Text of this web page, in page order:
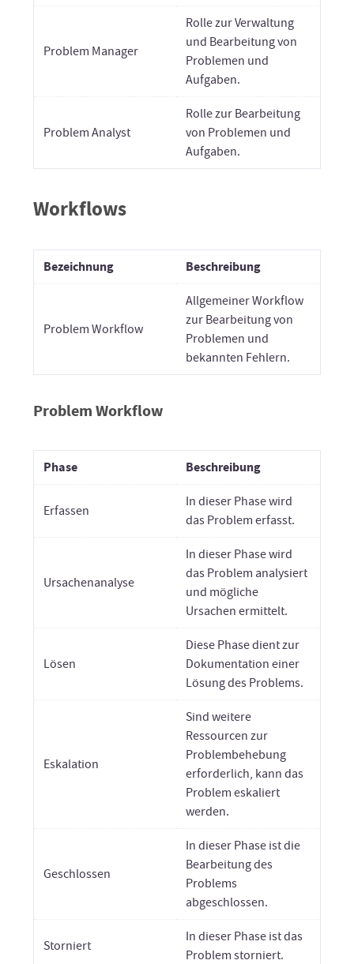
Problem Manager
Rolle zur Verwaltung
und Bearbeitung von
Problemen und
Aufgaben.
Problem Analyst
Rolle zur Bearbeitung
von Problemen und
Aufgaben.
Workflows
Bezeichnung Beschreibung
Problem Workflow
Allgemeiner Workflow
zur Bearbeitung von
Problemen und
bekannten Fehlern.
Problem Workflow
Phase Beschreibung
Erfassen
In dieser Phase wird
das Problem erfasst.
Ursachenanalyse
In dieser Phase wird
das Problem analysiert
und mögliche
Ursachen ermittelt.
Lösen
Diese Phase dient zur
Dokumentation einer
Lösung des Problems.
Eskalation
Sind weitere
Ressourcen zur
Problembehebung
erforderlich, kann das
Problem eskaliert
werden.
Geschlossen
In dieser Phase ist die
Bearbeitung des
Problems
abgeschlossen.
Storniert
In dieser Phase ist das
Problem storniert.